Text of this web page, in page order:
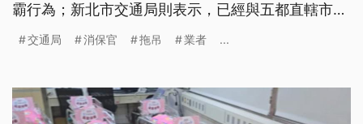
霸行為；新北市交通局則表示，已經與五都直轄市交
交通局 消保官 拖吊 業者 ...